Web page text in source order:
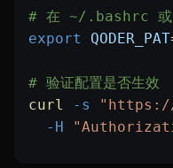
# 在 ~/.bashrc
export
QODER_PAT
# 验证配置是否生效
curl
-s
"https://
  -H